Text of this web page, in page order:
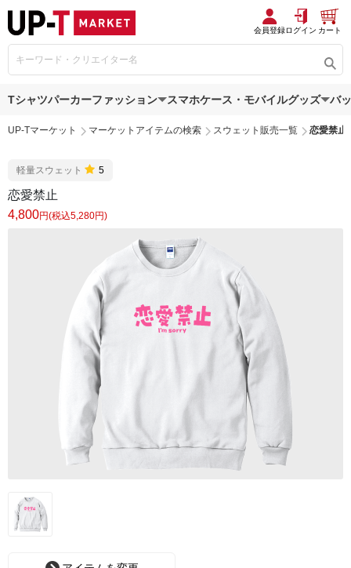
会員登録ログイン カート
Tシャツパーカーファッション スマホケース・モバイルグッズ バ
UP-Tマーケット マーケットアイテムの検索 スウェット販売一覧 恋愛禁止
軽量スウェット 5
恋愛禁止
4,800円(税込5,280円)